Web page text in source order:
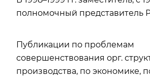
полномочный представитель
Публикации по проблемам
совершенствования орг.
производства, по экономике,